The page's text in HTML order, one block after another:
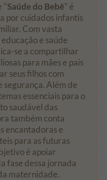
"Saúde do Bebê" é
por cuidados infantis
Com vasta
e saúde
se a compartilhar
para mães e pais
seus filhos com
segurança. Além de
essenciais para o
saudável das
também conta
encantadoras e
para as futuras
é apoiar
fase dessa jornada
maternidade.